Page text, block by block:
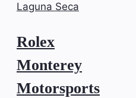
Laguna Seca
Rolex
Monterey
Motorsports